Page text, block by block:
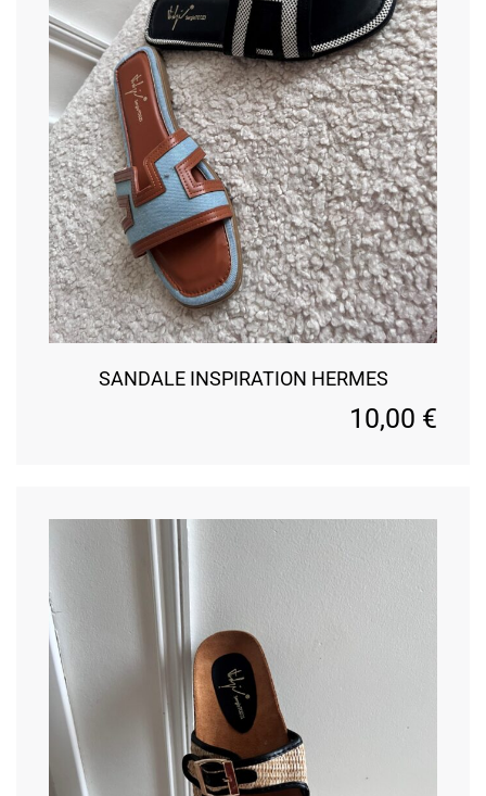
SANDALE INSPIRATION HERMES
10,00 €